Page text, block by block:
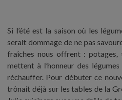
Si l’été est la saison où les
serait dommage de ne pas
fraîches nous offrent : potages,
mettent à l’honneur des
réchauffer. Pour débuter ce
trônait déjà sur les tables de la